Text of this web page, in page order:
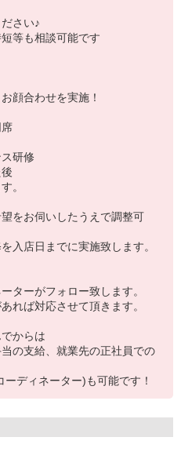
さい♪
等も相談可能です
顔合わせを実施！
研修
。
をお伺いしたうえで調整可
入店日までに実施致します。
ターがフォロー致します。
れば対応させて頂きます。
からは
の支給、就業先の正社員での
ディネーター)も可能です！